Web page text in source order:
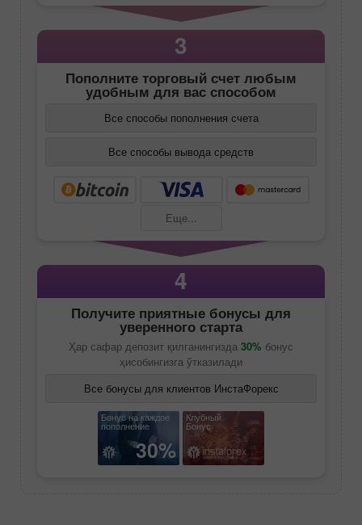
3
Пополните торговый счет любым
удобным для вас способом
Все способы пополнения счета
Все способы вывода средств
Еще...
4
Получите приятные бонусы для
уверенного старта
Ҳар сафар депозит қилганингизда 30% бонус
ҳисобингизга ўтказилади
Все бонусы для клиентов ИнстаФорекс
Бонус на каждое
пополнение
30%
Клубный
Бонус